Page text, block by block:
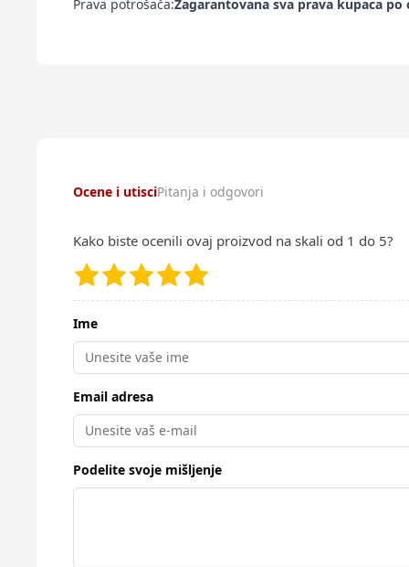
Prava potrošača:Zagarantovana sva prava kupaca
Ocene i utisciPitanja i odgovori
Kako biste ocenili ovaj proizvod na skali od 1 do 5?
Ime
Email adresa
Podelite svoje mišljenje